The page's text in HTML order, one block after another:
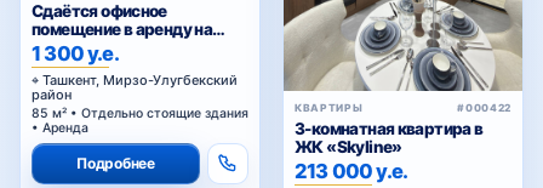
Сдаётся офисное
помещение в аренду на
Паркенском
1 300 у.е.
Ташкент, Мирзо-Улугбекский
район
85 м² • Отдельно стоящие здания
• Аренда
Подробнее
КВАРТИРЫ #000422
3-комнатная квартира в
ЖК «Skyline»
213 000 у.е.